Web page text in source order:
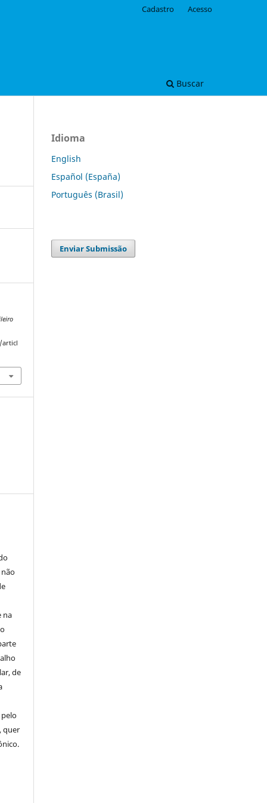
Buscar
Cadastro Acesso
articl
na
de
quer
Idioma
English
Español (España)
Português (Brasil)
Enviar Submissão